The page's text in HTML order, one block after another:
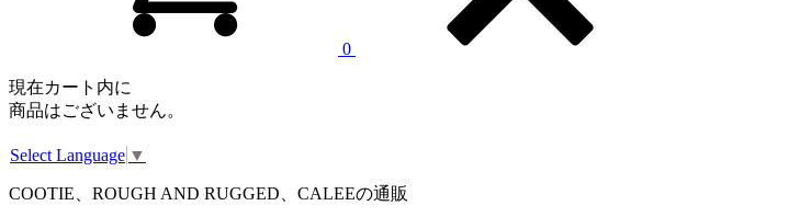
0
現在カート内に
商品はございません。
Select Language ▼
COOTIE、ROUGH AND RUGGED、CALEEの通販